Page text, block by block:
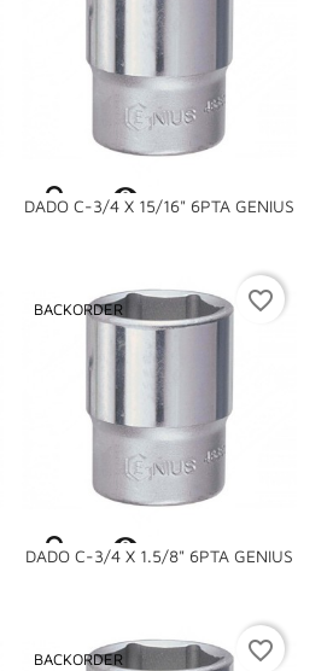
DADO C-3/4 X 15/16" 6PTA GENIUS

DADO C-3/4 X 1.5/8" 6PTA GENIUS
BACKORDER

favorite_border
BACKORDER favorite_border